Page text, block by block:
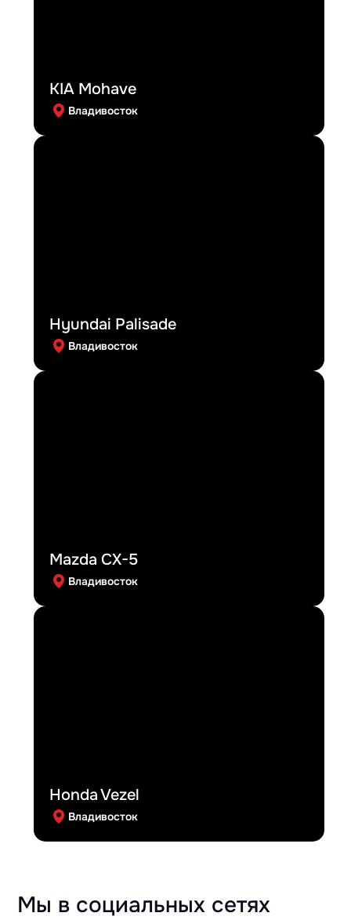
KIA Mohave
Владивосток
Hyundai Palisade
Владивосток
Mazda CX-5
Владивосток
Honda Vezel
Владивосток
Мы в социальных сетях